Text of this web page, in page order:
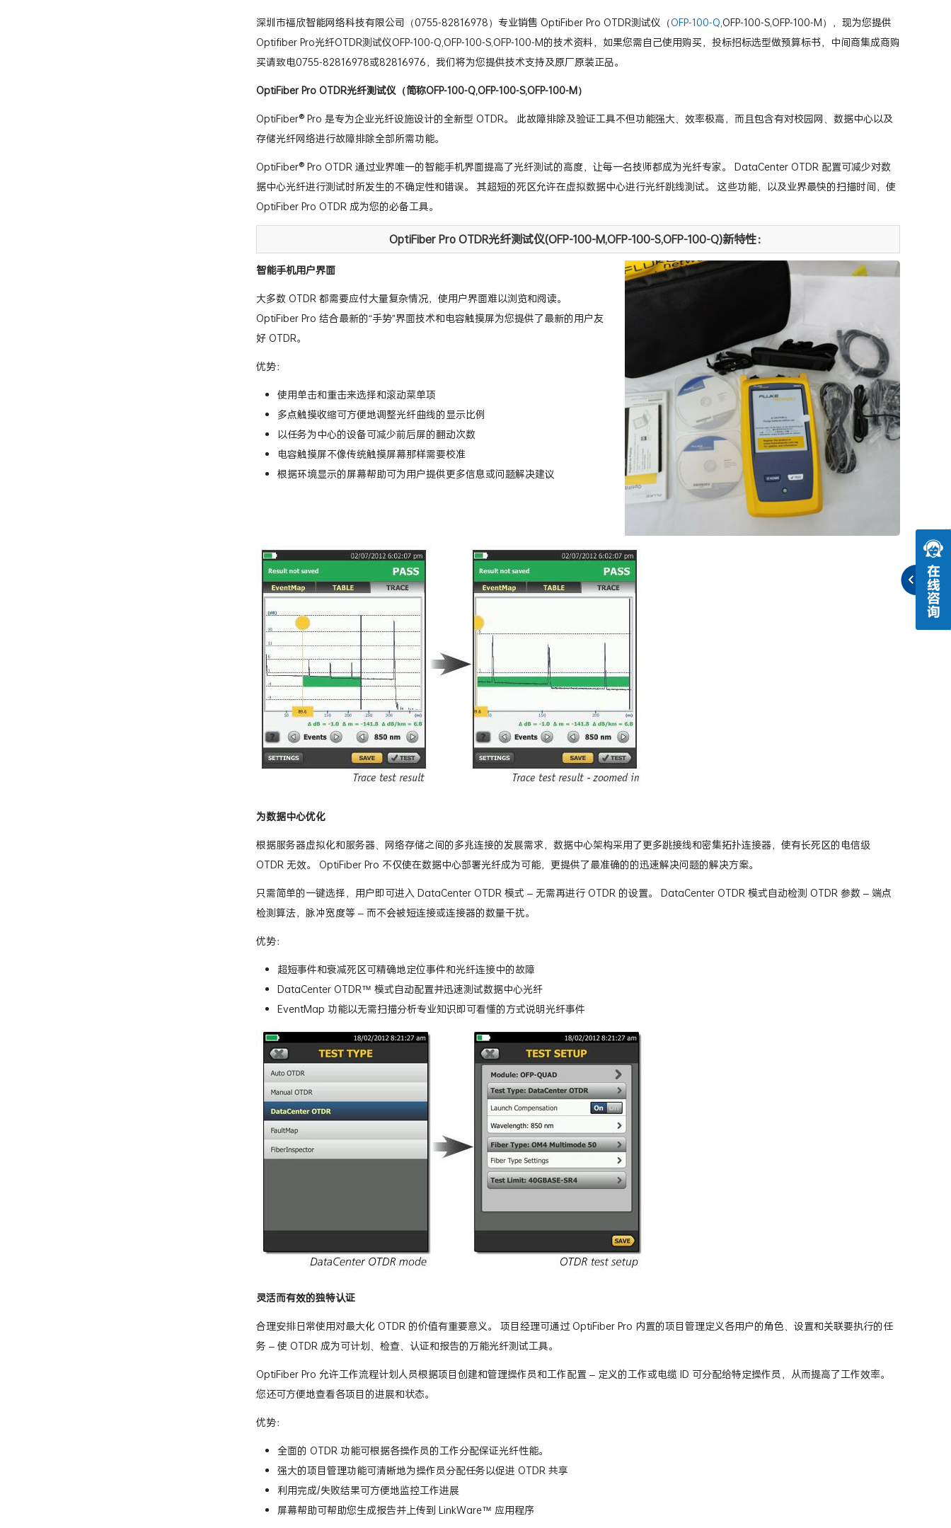
深圳市福欣智能网络科技有限公司（0755-82816978）专业销售 OptiFiber Pro OTDR测试仪（OFP-100-Q,OFP-100-S,OFP-100-M），现为您提供
Optifiber Pro光纤OTDR测试仪OFP-100-Q,OFP-100-S,OFP-100-M的技术资料，如果您需自己使用购买，投标招标选型做预算标书，中间商集成商购
买请致电0755-82816978或82816976，我们将为您提供技术支持及原厂原装正品。
OptiFiber Pro OTDR光纤测试仪（简称OFP-100-Q,OFP-100-S,OFP-100-M）
OptiFiber® Pro 是专为企业光纤设施设计的全新型 OTDR。 此故障排除及验证工具不但功能强大、效率极高，而且包含有对校园网、数据中心以及
存储光纤网络进行故障排除全部所需功能。
OptiFiber® Pro OTDR 通过业界唯一的智能手机界面提高了光纤测试的高度，让每一名技师都成为光纤专家。 DataCenter OTDR 配置可减少对数
据中心光纤进行测试时所发生的不确定性和错误。 其超短的死区允许在虚拟数据中心进行光纤跳线测试。 这些功能，以及业界最快的扫描时间，使
OptiFiber Pro OTDR 成为您的必备工具。
OptiFiber Pro OTDR光纤测试仪(OFP-100-M,OFP-100-S,OFP-100-Q)新特性：
智能手机用户界面
大多数 OTDR 都需要应付大量复杂情况，使用户界面难以浏览和阅读。
OptiFiber Pro 结合最新的“手势”界面技术和电容触摸屏为您提供了最新的用户友
好 OTDR。
优势：
使用单击和重击来选择和滚动菜单项
多点触摸收缩可方便地调整光纤曲线的显示比例
以任务为中心的设备可减少前后屏的翻动次数
电容触摸屏不像传统触摸屏幕那样需要校准
根据环境显示的屏幕帮助可为用户提供更多信息或问题解决建议
为数据中心优化
根据服务器虚拟化和服务器、网络存储之间的多兆连接的发展需求，数据中心架构采用了更多跳接线和密集拓扑连接器，使有长死区的电信级
OTDR 无效。 OptiFiber Pro 不仅使在数据中心部署光纤成为可能，更提供了最准确的的迅速解决问题的解决方案。
只需简单的一键选择，用户即可进入 DataCenter OTDR 模式 – 无需再进行 OTDR 的设置。 DataCenter OTDR 模式自动检测 OTDR 参数 – 端点
检测算法，脉冲宽度等 – 而不会被短连接或连接器的数量干扰。
优势：
超短事件和衰减死区可精确地定位事件和光纤连接中的故障
DataCenter OTDR™ 模式自动配置并迅速测试数据中心光纤
EventMap 功能以无需扫描分析专业知识即可看懂的方式说明光纤事件
灵活而有效的独特认证
合理安排日常使用对最大化 OTDR 的价值有重要意义。 项目经理可通过 OptiFiber Pro 内置的项目管理定义各用户的角色、设置和关联要执行的任
务 – 使 OTDR 成为可计划、检查、认证和报告的万能光纤测试工具。
OptiFiber Pro 允许工作流程计划人员根据项目创建和管理操作员和工作配置 – 定义的工作或电缆 ID 可分配给特定操作员，从而提高了工作效率。
您还可方便地查看各项目的进展和状态。
优势：
全面的 OTDR 功能可根据各操作员的工作分配保证光纤性能。
强大的项目管理功能可清晰地为操作员分配任务以促进 OTDR 共享
利用完成/失败结果可方便地监控工作进展
屏幕帮助可帮助您生成报告并上传到 LinkWare™ 应用程序